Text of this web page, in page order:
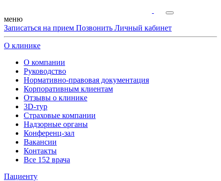
меню
Записаться на прием Позвонить Личный кабинет
О клинике
О компании
Руководство
Нормативно-правовая документация
Корпоративным клиентам
Отзывы о клинике
3D-тур
Страховые компании
Надзорные органы
Конференц-зал
Вакансии
Контакты
Все 152 врача
Пациенту